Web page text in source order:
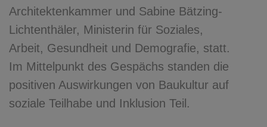
Architektenkammer und Sabine Bätzing-
Lichtenthäler, Ministerin für Soziales,
Arbeit, Gesundheit und Demografie, statt.
Im Mittelpunkt des Gespächs standen die
positiven Auswirkungen von Baukultur auf
soziale Teilhabe und Inklusion Teil.